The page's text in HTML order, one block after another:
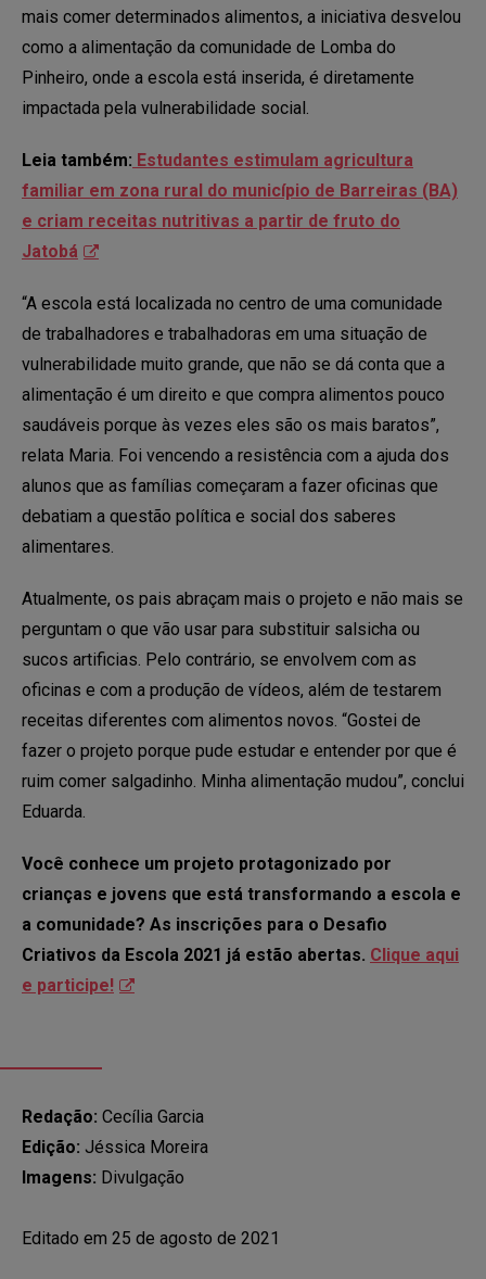
mais comer determinados alimentos, a iniciativa desvelou
como a alimentação da comunidade de Lomba do
Pinheiro, onde a escola está inserida, é diretamente
impactada pela vulnerabilidade social.
Leia também: Estudantes estimulam agricultura
familiar em zona rural do município de Barreiras (BA)
e criam receitas nutritivas a partir de fruto do
Jatobá
“A escola está localizada no centro de uma comunidade
de trabalhadores e trabalhadoras em uma situação de
vulnerabilidade muito grande, que não se dá conta que a
alimentação é um direito e que compra alimentos pouco
saudáveis porque às vezes eles são os mais baratos”,
relata Maria. Foi vencendo a resistência com a ajuda dos
alunos que as famílias começaram a fazer oficinas que
debatiam a questão política e social dos saberes
alimentares.
Atualmente, os pais abraçam mais o projeto e não mais se
perguntam o que vão usar para substituir salsicha ou
sucos artificias. Pelo contrário, se envolvem com as
oficinas e com a produção de vídeos, além de testarem
receitas diferentes com alimentos novos. “Gostei de
fazer o projeto porque pude estudar e entender por que é
ruim comer salgadinho. Minha alimentação mudou”, conclui
Eduarda.
Você conhece um projeto protagonizado por
crianças e jovens que está transformando a escola e
a comunidade? As inscrições para o Desafio
Criativos da Escola 2021 já estão abertas. Clique aqui
e participe!
Redação: Cecília Garcia
Edição: Jéssica Moreira
Imagens: Divulgação
Editado em 25 de agosto de 2021